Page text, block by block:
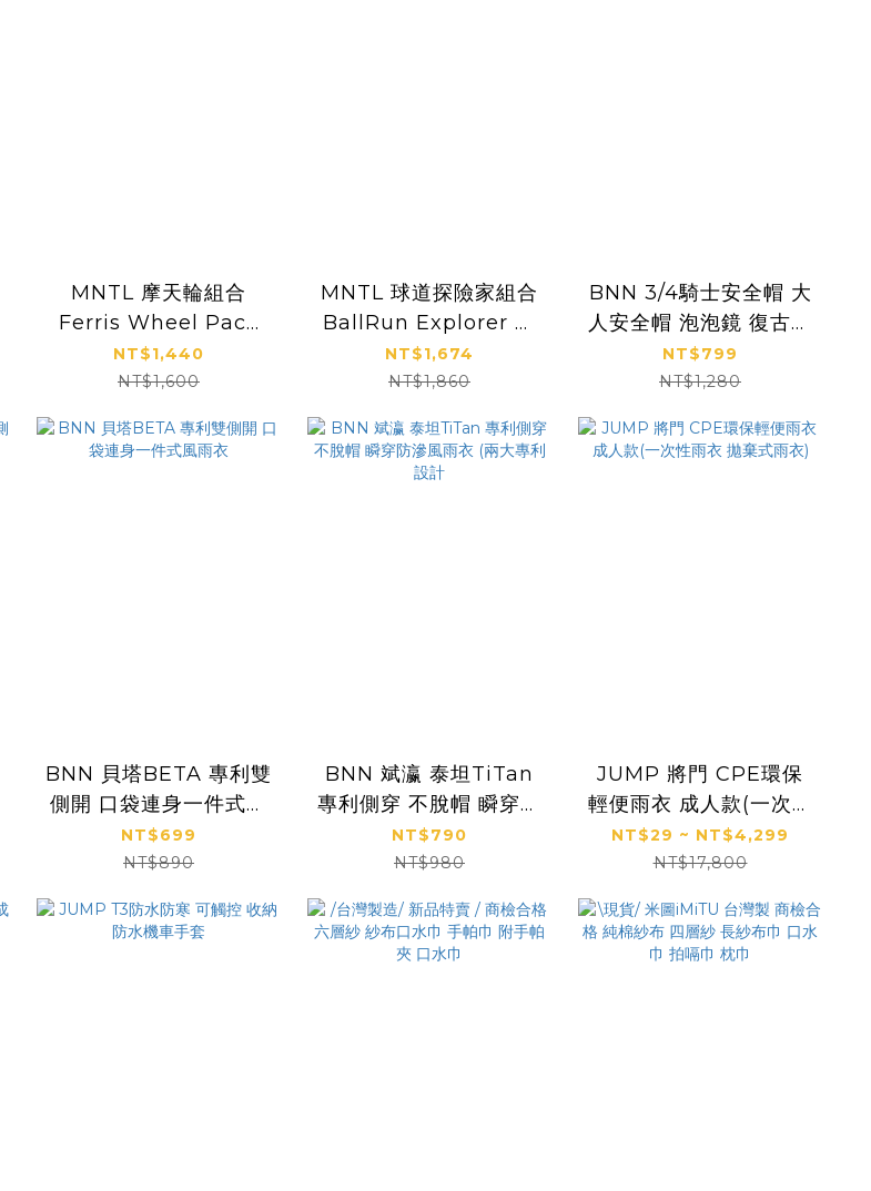
MNTL 摩天輪組合
Ferris Wheel Pack
磁力片 46pcs
NT$1,440
NT$1,600
MNTL 球道探險家組合
BallRun Explorer 磁
力片 經典色 粉彩 透明
100PCS
NT$1,674
NT$1,860
BNN 3/4騎士安全帽 大
人安全帽 泡泡鏡 復古騎
士帽 台灣製CNS檢驗合
格
NT$799
NT$1,280
BNN 貝塔BETA 專利雙
側開 口袋連身一件式風
雨衣
NT$699
NT$890
BNN 斌瀛 泰坦TiTan
專利側穿 不脫帽 瞬穿防
滲風雨衣 (兩大專利設計
NT$790
NT$980
JUMP 將門 CPE環保
輕便雨衣 成人款(一次性
雨衣 拋棄式雨衣)
NT$29 ~ NT$4,299
NT$17,800